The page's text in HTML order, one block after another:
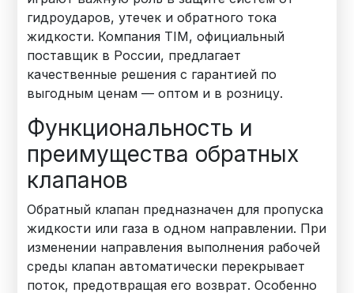
гидроударов, утечек и обратного тока
жидкости. Компания TIM, официальный
поставщик в России, предлагает
качественные решения с гарантией по
выгодным ценам — оптом и в розницу.
Функциональность и
преимущества обратных
клапанов
Обратный клапан предназначен для пропуска
жидкости или газа в одном направлении. При
изменении направления выполнения рабочей
среды клапан автоматически перекрывает
поток, предотвращая его возврат. Особенно